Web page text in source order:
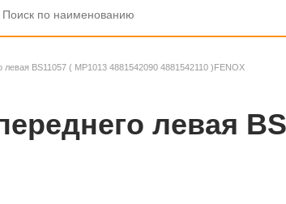
левая BS11057 ( MP1013 4881542090 4881542110 )FENOX
левая